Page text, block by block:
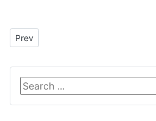
Previous article: Caçadors
Prev
Search ...